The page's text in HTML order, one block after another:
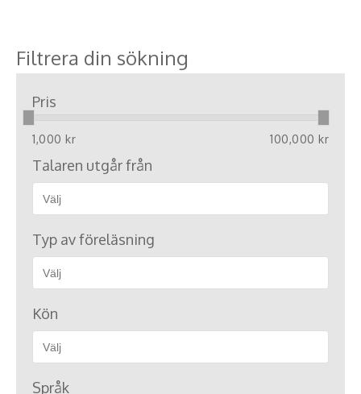
Filtrera din sökning
Pris
1,000 kr 100,000 kr
Talaren utgår från
Typ av föreläsning
Kön
Språk